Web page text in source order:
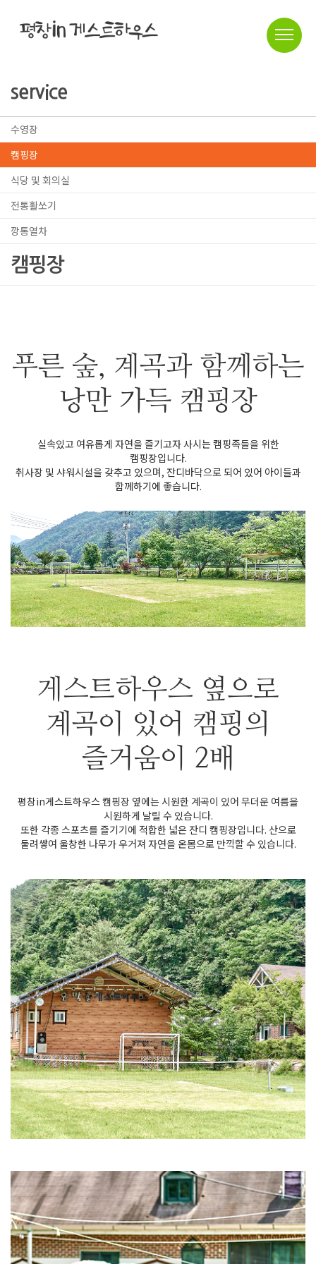
service
수영장
캠핑장
식당 및 회의실
전통활쏘기
깡통열차
캠핑장
푸른 숲, 계곡과 함께하는
낭만 가득 캠핑장
실속있고 여유롭게 자연을 즐기고자 사시는 캠핑족들을 위한
캠핑장입니다.
취사장 및 샤워시설을 갖추고 있으며, 잔디바닥으로 되어 있어 아이들과
함께하기에 좋습니다.
게스트하우스 옆으로
계곡이 있어 캠핑의
즐거움이 2배
평창in게스트하우스 캠핑장 옆에는 시원한 계곡이 있어 무더운 여름을
시원하게 날릴 수 있습니다.
또한 각종 스포츠를 즐기기에 적합한 넓은 잔디 캠핑장입니다. 산으로
둘려쌓여 울창한 나무가 우거져 자연을 온몸으로 만끽할 수 있습니다.